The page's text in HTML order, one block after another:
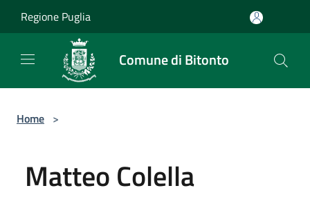
Regione Puglia
Comune di Bitonto
Home >
Matteo Colella